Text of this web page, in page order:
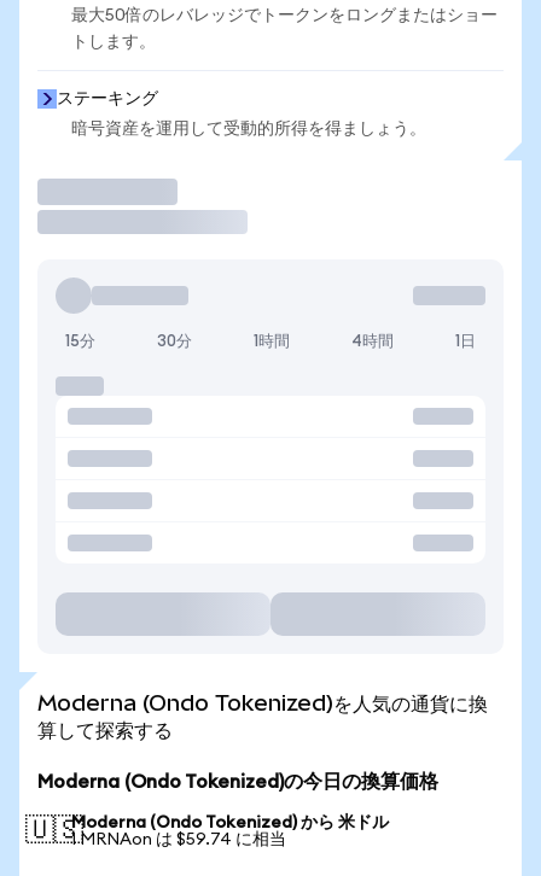
最大50倍のレバレッジでトークンをロングまたはショー
トします。
ステーキング
暗号資産を運用して受動的所得を得ましょう。
15分 30分 1時間 4時間 1日
Moderna (Ondo Tokenized)を人気の通貨に換
算して探索する
Moderna (Ondo Tokenized)の今日の換算価格
🇺🇸Moderna (Ondo Tokenized) から 米ドル
1 MRNAon は $59.74 に相当